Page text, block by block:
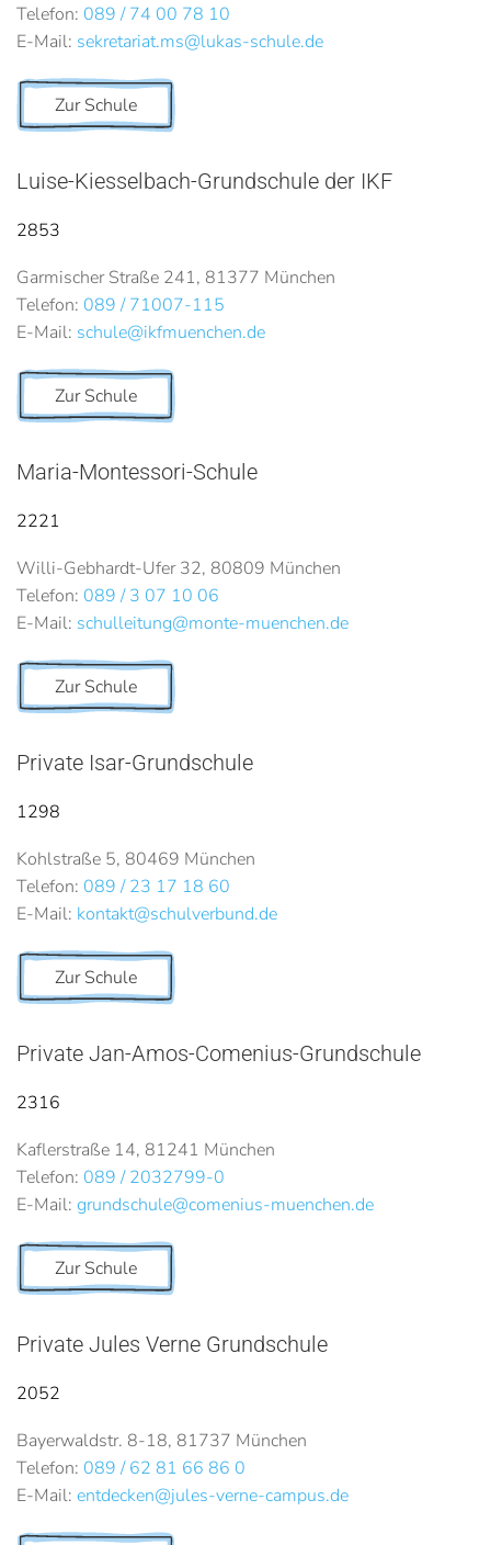
Telefon: 089 / 74 00 78 10
E-Mail: sekretariat.ms@lukas-schule.de
Zur Schule
Luise-Kiesselbach-Grundschule der IKF
2853
Garmischer Straße 241, 81377 München
Telefon: 089 / 71007-115
E-Mail: schule@ikfmuenchen.de
Zur Schule
Maria-Montessori-Schule
2221
Willi-Gebhardt-Ufer 32, 80809 München
Telefon: 089 / 3 07 10 06
E-Mail: schulleitung@monte-muenchen.de
Zur Schule
Private Isar-Grundschule
1298
Kohlstraße 5, 80469 München
Telefon: 089 / 23 17 18 60
E-Mail: kontakt@schulverbund.de
Zur Schule
Private Jan-Amos-Comenius-Grundschule
2316
Kaflerstraße 14, 81241 München
Telefon: 089 / 2032799-0
E-Mail: grundschule@comenius-muenchen.de
Zur Schule
Private Jules Verne Grundschule
2052
Bayerwaldstr. 8-18, 81737 München
Telefon: 089 / 62 81 66 86 0
E-Mail: entdecken@jules-verne-campus.de